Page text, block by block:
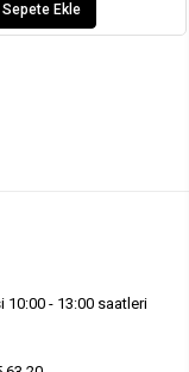
Sepete Ekle
10:00 - 13:00 saatleri